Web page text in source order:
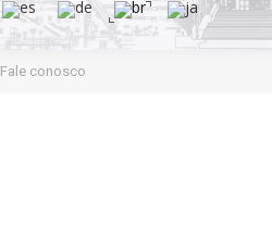
Fale conosco